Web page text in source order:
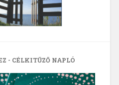
- CÉLKITŰZŐ NAPLÓ